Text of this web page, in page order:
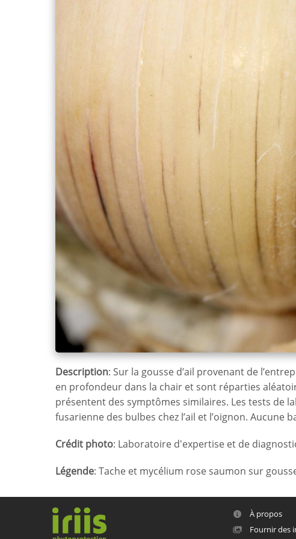
Description: Sur la gousse d’ail provenant de
en profondeur dans la chair et sont réparties
présentent des symptômes similaires. Les tests de
fusarienne des bulbes chez l’ail et l’oignon. Aucune
Crédit photo: Laboratoire d'expertise et de
Légende: Tache et mycélium rose saumon sur
À propos
Fournir des